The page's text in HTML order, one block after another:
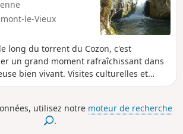
le-Vieux
long du torrent du Cozon, c'est
un grand moment rafraîchissant dans
bien vivant. Visites culturelles et
la journée.
utilisez notre moteur de recherche
.